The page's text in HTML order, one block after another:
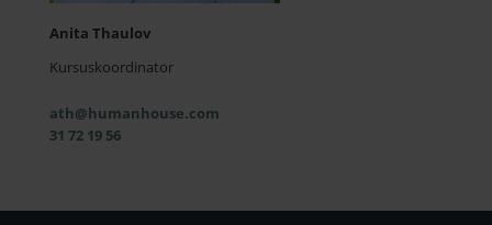
Anita Thaulov
Kursuskoordinator
ath@humanhouse.com
31 72 19 56